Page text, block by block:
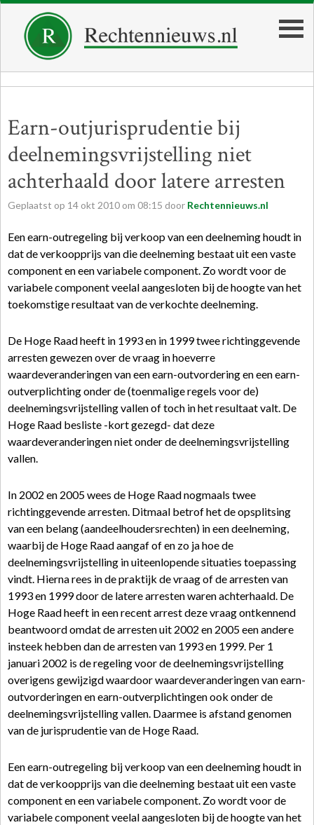
Earn-outjurisprudentie bij
deelnemingsvrijstelling niet
achterhaald door latere arresten
Geplaatst op 14 okt 2010 om 08:15 door Rechtennieuws.nl
Een earn-outregeling bij verkoop van een deelneming houdt in
dat de verkoopprijs van die deelneming bestaat uit een vaste
component en een variabele component. Zo wordt voor de
variabele component veelal aangesloten bij de hoogte van het
toekomstige resultaat van de verkochte deelneming.
De Hoge Raad heeft in 1993 en in 1999 twee richtinggevende
arresten gewezen over de vraag in hoeverre
waardeveranderingen van een earn-outvordering en een earn-
outverplichting onder de (toenmalige regels voor de)
deelnemingsvrijstelling vallen of toch in het resultaat valt. De
Hoge Raad besliste -kort gezegd- dat deze
waardeveranderingen niet onder de deelnemingsvrijstelling
vallen.
In 2002 en 2005 wees de Hoge Raad nogmaals twee
richtinggevende arresten. Ditmaal betrof het de opsplitsing
van een belang (aandeelhoudersrechten) in een deelneming,
waarbij de Hoge Raad aangaf of en zo ja hoe de
deelnemingsvrijstelling in uiteenlopende situaties toepassing
vindt. Hierna rees in de praktijk de vraag of de arresten van
1993 en 1999 door de latere arresten waren achterhaald. De
Hoge Raad heeft in een recent arrest deze vraag ontkennend
beantwoord omdat de arresten uit 2002 en 2005 een andere
insteek hebben dan de arresten van 1993 en 1999. Per 1
januari 2002 is de regeling voor de deelnemingsvrijstelling
overigens gewijzigd waardoor waardeveranderingen van earn-
outvorderingen en earn-outverplichtingen ook onder de
deelnemingsvrijstelling vallen. Daarmee is afstand genomen
van de jurisprudentie van de Hoge Raad.
Een earn-outregeling bij verkoop van een deelneming houdt in
dat de verkoopprijs van die deelneming bestaat uit een vaste
component en een variabele component. Zo wordt voor de
variabele component veelal aangesloten bij de hoogte van het